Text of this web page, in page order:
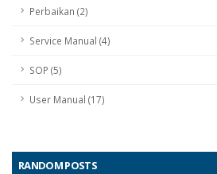
Perbaikan (2)
Service Manual (4)
SOP (5)
User Manual (17)
RANDOM POSTS